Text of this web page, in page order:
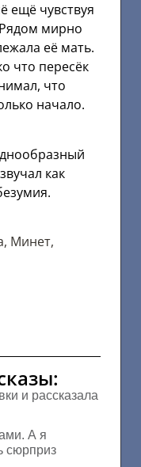
ещё чувствуя
Рядом мирно
её мать.
что пересёк
что
начало.
как
, Минет,
и рассказала
А я
сюрприз